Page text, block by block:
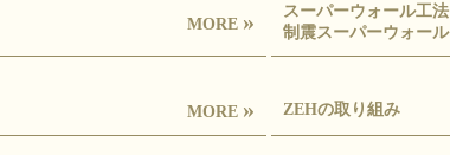
MORE »
スーパーウォール工法
制震スーパーウォール
MORE » ZEHの取り組み